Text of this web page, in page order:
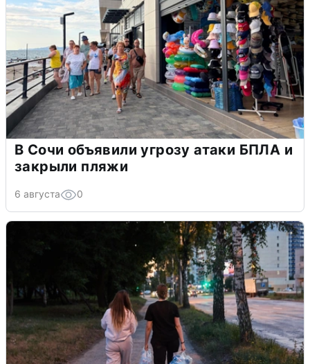
В Сочи объявили угрозу атаки БПЛА и
закрыли пляжи
6 августа 0